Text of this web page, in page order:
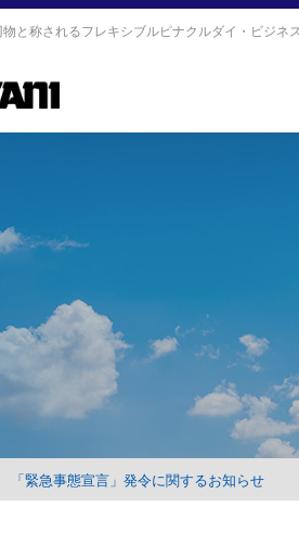
と称されるフレキシブルピナクルダイ・ビジネ
「緊急事態宣言」発令に関するお知らせ